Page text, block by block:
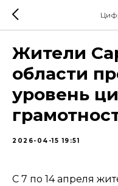
Жители
области
уровень
2026-04-15 19:51
С 7 по 14 апреля